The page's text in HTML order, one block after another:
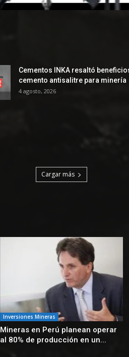
Cementos INKA resaltó
cemento antisalitre para minería
4 agosto, 2026
Cargar más
Inversiones Mineras
Mineras en Perú planean operar
al 80% de producción en un...